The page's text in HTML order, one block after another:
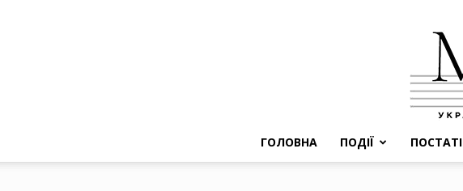
ГОЛОВНА ПОДІЇ ПОСТАТІ